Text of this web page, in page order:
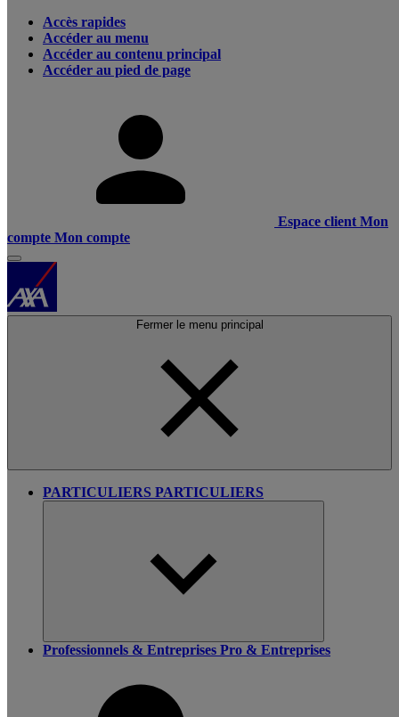
Accès rapides
Accéder au menu
Accéder au contenu principal
Accéder au pied de page
Espace client Mon
compte Mon compte
Fermer le menu principal
PARTICULIERS PARTICULIERS
Professionnels & Entreprises Pro & Entreprises